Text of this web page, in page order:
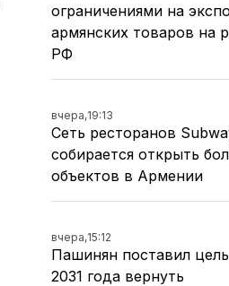
ограничениями на
армянских товаров на
РФ
вчера,19:13
Сеть ресторанов
собирается открыть
объектов в Армении
вчера,15:12
Пашинян поставил
2031 года вернуть